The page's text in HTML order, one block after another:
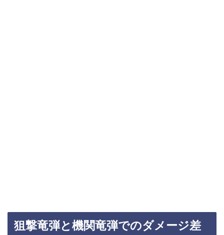
狙撃竜弾と機関竜弾でのダメージ差